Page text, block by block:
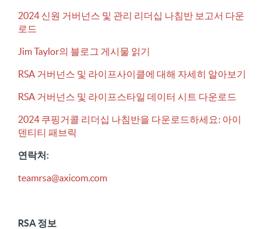
2024 신원 거버넌스 및 관리 리더십 나침반 보고서 다운
로드
Jim Taylor의 블로그 게시물 읽기
RSA 거버넌스 및 라이프사이클에 대해 자세히 알아보기
RSA 거버넌스 및 라이프스타일 데이터 시트 다운로드
2024 쿠핑거콜 리더십 나침반을 다운로드하세요: 아이
덴티티 패브릭
연락처:
teamrsa@axicom.com
RSA 정보